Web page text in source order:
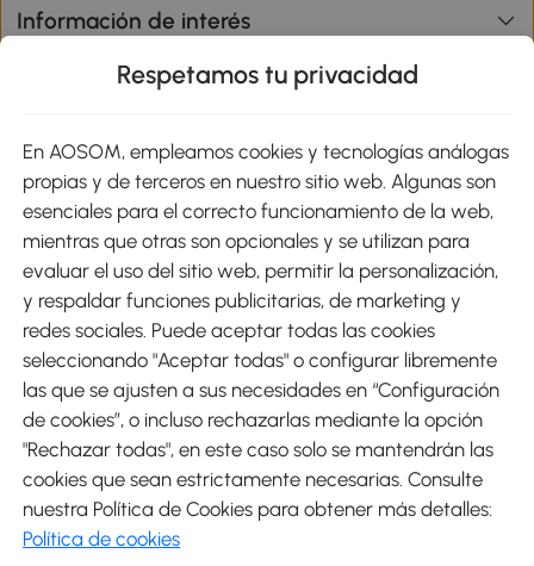
Información de interés
Métodos de Pago
Envíos
Descargar Aosom App
Google Play
Respetamos tu privacidad
En AOSOM, empleamos cookies y tecnologías análogas
propias y de terceros en nuestro sitio web. Algunas son
esenciales para el correcto funcionamiento de la web,
mientras que otras son opcionales y se utilizan para
evaluar el uso del sitio web, permitir la personalización,
y respaldar funciones publicitarias, de marketing y
redes sociales. Puede aceptar todas las cookies
seleccionando "Aceptar todas" o configurar libremente
las que se ajusten a sus necesidades en “Configuración
de cookies”, o incluso rechazarlas mediante la opción
"Rechazar todas", en este caso solo se mantendrán las
cookies que sean estrictamente necesarias. Consulte
nuestra Política de Cookies para obtener más detalles:
Política de cookies